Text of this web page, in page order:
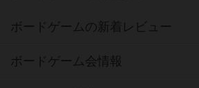
ボードゲームの新着レビュー
ボードゲーム会情報